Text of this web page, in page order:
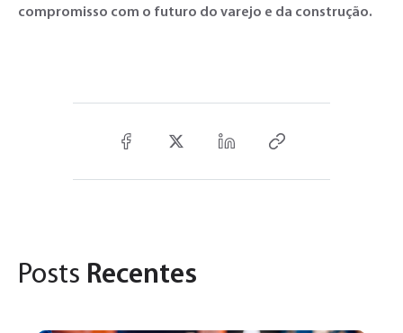
compromisso com o futuro do varejo e da construção.
Posts Recentes